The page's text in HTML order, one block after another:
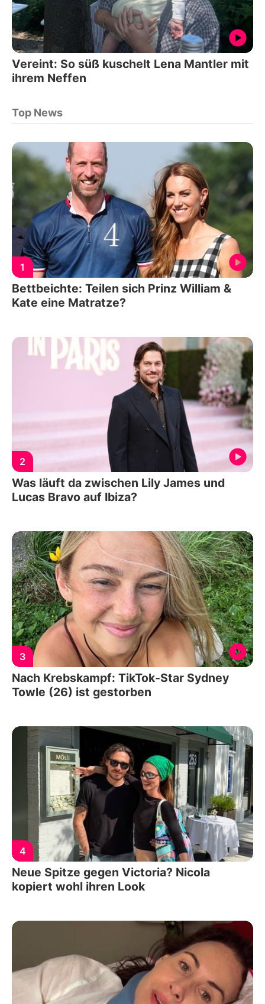
Vereint: So süß kuschelt Lena Mantler mit
ihrem Neffen
Top News
1
Bettbeichte: Teilen sich Prinz William &
Kate eine Matratze?
2
Was läuft da zwischen Lily James und
Lucas Bravo auf Ibiza?
3
Nach Krebskampf: TikTok-Star Sydney
Towle (26) ist gestorben
4
Neue Spitze gegen Victoria? Nicola
kopiert wohl ihren Look